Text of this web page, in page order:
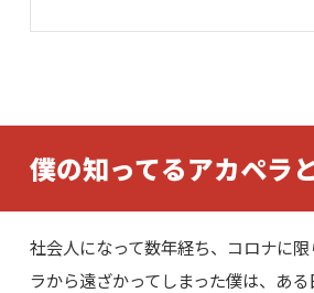
僕の知ってるアカペラ
社会人になって数年経ち、コロナに
ラから遠ざかってしまった僕は、あ